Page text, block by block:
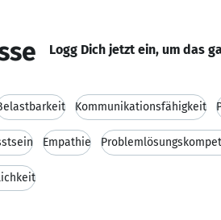
Logg Dich jetzt ein, um das
Kommunikationsfähigkeit
Empathie